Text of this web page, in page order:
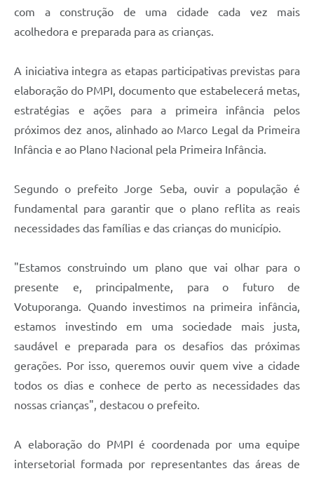
com a construção de uma cidade cada vez mais
acolhedora e preparada para as crianças.
A iniciativa integra as etapas participativas previstas para
elaboração do PMPI, documento que estabelecerá metas,
estratégias e ações para a primeira infância pelos
próximos dez anos, alinhado ao Marco Legal da Primeira
Infância e ao Plano Nacional pela Primeira Infância.
Segundo o prefeito Jorge Seba, ouvir a população é
fundamental para garantir que o plano reflita as reais
necessidades das famílias e das crianças do município.
"Estamos construindo um plano que vai olhar para o
presente e, principalmente, para o futuro de
Votuporanga. Quando investimos na primeira infância,
estamos investindo em uma sociedade mais justa,
saudável e preparada para os desafios das próximas
gerações. Por isso, queremos ouvir quem vive a cidade
todos os dias e conhece de perto as necessidades das
nossas crianças", destacou o prefeito.
A elaboração do PMPI é coordenada por uma equipe
intersetorial formada por representantes das áreas de